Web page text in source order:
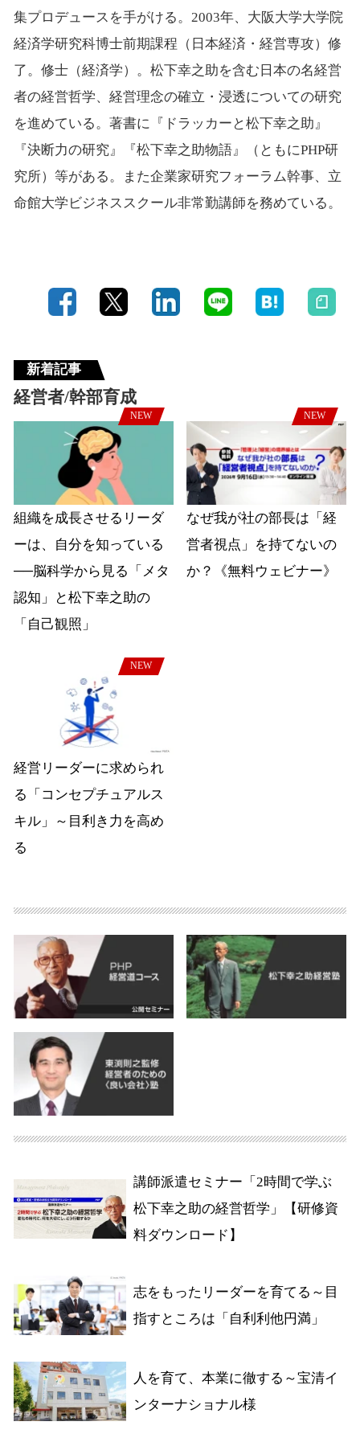
集プロデュースを手がける。2003年、大阪大学大学院
経済学研究科博士前期課程（日本経済・経営専攻）修
了。修士（経済学）。松下幸之助を含む日本の名経営
者の経営哲学、経営理念の確立・浸透についての研究
を進めている。著書に『ドラッカーと松下幸之助』
『決断力の研究』『松下幸之助物語』（ともにPHP研
究所）等がある。また企業家研究フォーラム幹事、立
命館大学ビジネススクール非常勤講師を務めている。
新着記事
経営者/幹部育成
NEW
組織を成長させるリーダ
ーは、自分を知っている
──脳科学から見る「メタ
認知」と松下幸之助の
「自己観照」
NEW
なぜ我が社の部長は「経
営者視点」を持てないの
か？《無料ウェビナー》
NEW
経営リーダーに求められ
る「コンセプチュアルス
キル」～目利き力を高め
る
講師派遣セミナー「2時間で学ぶ
松下幸之助の経営哲学」【研修資
料ダウンロード】
志をもったリーダーを育てる～目
指すところは「自利利他円満」
人を育て、本業に徹する～宝清イ
ンターナショナル様